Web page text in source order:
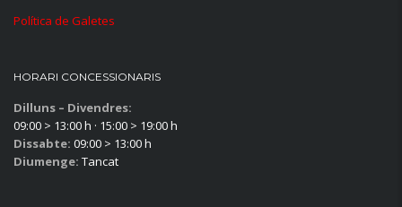
Política de Galetes
HORARI CONCESSIONARIS
Dilluns – Divendres:
09:00 > 13:00 h · 15:00 > 19:00 h
Dissabte: 09:00 > 13:00 h
Diumenge: Tancat